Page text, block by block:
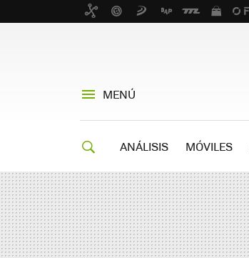
MENÚ
ANÁLISIS MÓVILES